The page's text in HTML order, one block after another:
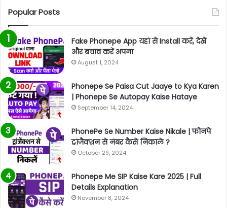
Popular Posts
Fake Phonepe App यहां से Install करें, देखें
और बचाव करें अपना
August 1, 2024
Phonepe Se Paisa Cut Jaaye to Kya Karen
| Phonepe Se Autopay Kaise Hataye
September 14, 2024
PhonePe Se Number Kaise Nikale | फोनपे
ट्रांजैक्शन से नंबर कैसे निकाले ?
October 29, 2024
Phonepe Me SIP Kaise Kare 2025 | Full
Details Explanation
November 8, 2024